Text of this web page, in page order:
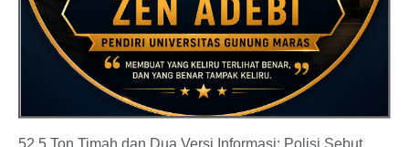
52,5 Ton Timah dan Dua Versi Informasi: Polisi Sebut